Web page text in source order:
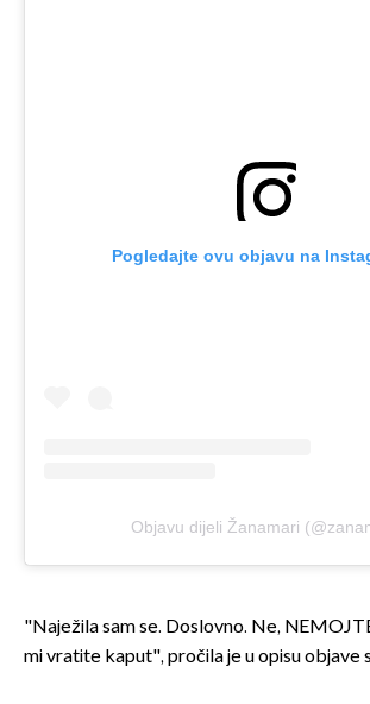
Pogledajte ovu objavu na
Objavu dijeli Žanamari
"Naježila sam se. Doslovno. Ne,
mi vratite kaput", pročila je u opisu objave